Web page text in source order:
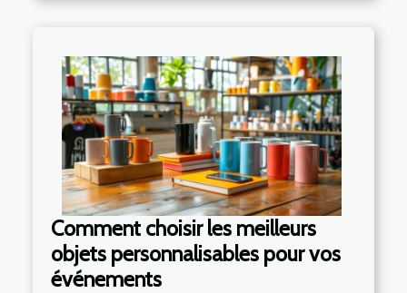
Comment choisir les meilleurs
objets personnalisables pour vos
événements